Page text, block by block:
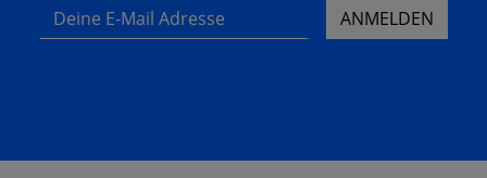
Deine E-Mail Adresse ANMELDEN